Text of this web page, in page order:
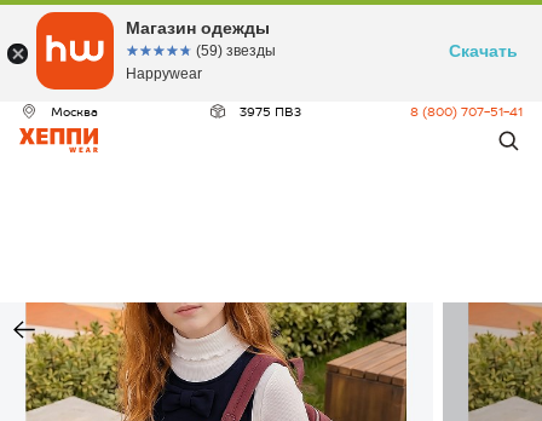
Москва 3975 ПВЗ 8 (800) 707-51-41
Магазин одежды
☆☆☆☆☆
★★★★★ (59) звезды
Happywear
Скачать